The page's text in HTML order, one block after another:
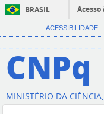
BRASIL
ACESSIBILIDADE
CNPq
MINISTÉRIO DA